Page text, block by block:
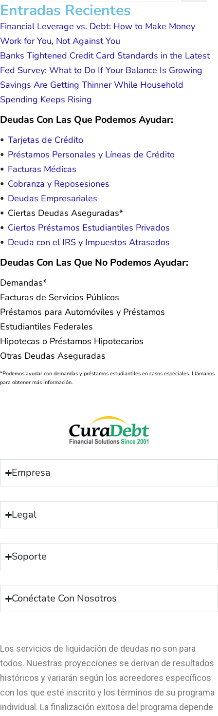
Entradas Recientes
Financial Leverage vs. Debt: How to Make Money
Work for You, Not Against You
Banks Tightened Credit Card Standards in the Latest
Fed Survey: What to Do If Your Balance Is Growing
Savings Are Getting Thinner While Household
Spending Keeps Rising
Deudas Con Las Que Podemos Ayudar:
Tarjetas de Crédito
Préstamos Personales y Líneas de Crédito
Facturas Médicas
Cobranza y Reposesiones
Deudas Empresariales
Ciertas Deudas Aseguradas*
Ciertos Préstamos Estudiantiles Privados
Deuda con el IRS y Impuestos Atrasados
Deudas Con Las Que No Podemos Ayudar:
Demandas*
Facturas de Servicios Públicos
Préstamos para Automóviles y Préstamos
Estudiantiles Federales
Hipotecas o Préstamos Hipotecarios
Otras Deudas Aseguradas
*Podemos ayudar con demandas y préstamos estudiantiles en casos especiales. Llámanos
para obtener más información.
Empresa
Legal
Soporte
Conéctate Con Nosotros
Los servicios de liquidación de deudas no son para
todos. Nuestras proyecciones se derivan de resultados
históricos y variarán según los acreedores específicos
con los que esté inscrito y los términos de su programa
individual. La finalización exitosa del programa depende